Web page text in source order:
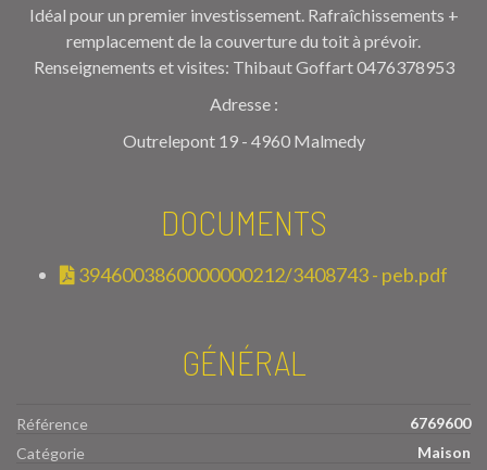
Idéal pour un premier investissement. Rafraîchissements +
remplacement de la couverture du toit à prévoir.
Renseignements et visites: Thibaut Goffart 0476378953
Adresse :
Outrelepont 19 - 4960 Malmedy
DOCUMENTS
3946003860000000212/3408743 - peb.pdf
GÉNÉRAL
Référence
6769600
Catégorie
Maison